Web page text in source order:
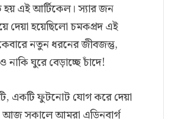
এই আর্টিকেল। স্যার জন
দেয়া হয়েছিলো চমকপ্রদ এই
নতুন ধরনের জীবজন্তু,
ঘুরে বেড়াচ্ছে চাঁদে!
একটি ফুটনোট যোগ করে দেয়া
আজ সকালে আমরা এডিনবার্গ